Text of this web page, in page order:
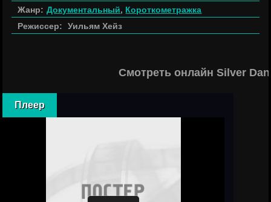
Жанр: Документальный, Короткометражка
Режиссер:
Уильям Хейз
Смотреть онлайн Silver
Плеер